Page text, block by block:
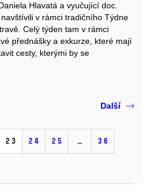
Hlavatá a vyučující doc.
v rámci tradičního Týdne
Celý týden tam v rámci
přednášky a exkurze, které mají
cesty, kterými by se
23 24 25 … 36
Další